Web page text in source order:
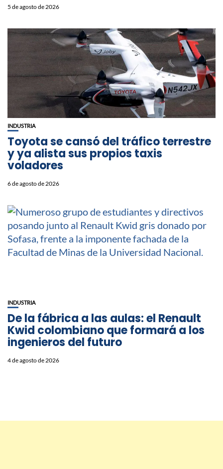
5 de agosto de 2026
INDUSTRIA
Toyota se cansó del tráfico terrestre
y ya alista sus propios taxis
voladores
6 de agosto de 2026
INDUSTRIA
De la fábrica a las aulas: el Renault
Kwid colombiano que formará a los
ingenieros del futuro
4 de agosto de 2026